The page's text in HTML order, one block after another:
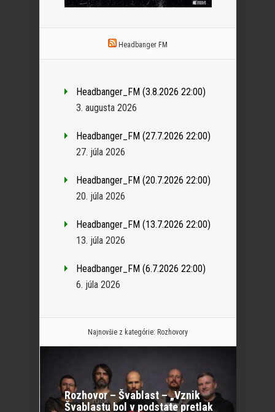
Headbanger FM
Headbanger_FM (3.8.2026 22:00)
3. augusta 2026
Headbanger_FM (27.7.2026 22:00)
27. júla 2026
Headbanger_FM (20.7.2026 22:00)
20. júla 2026
Headbanger_FM (13.7.2026 22:00)
13. júla 2026
Headbanger_FM (6.7.2026 22:00)
6. júla 2026
Najnovšie z kategórie: Rozhovory
Rozhovor – Švablast – „Vznik
Švablastu bol v podstate pretlak